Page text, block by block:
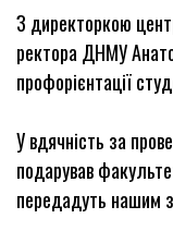
З директоркою
ректора ДНМУ
профорієнтації
У вдячність за
подарував
передадуть нашим